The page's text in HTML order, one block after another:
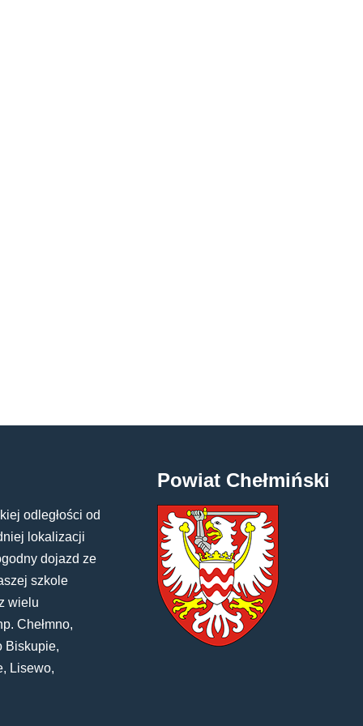
odległości od
lokalizacji
dojazd ze
szkole
wielu
Chełmno,
Biskupie,
Lisewo,
Powiat Chełmiński